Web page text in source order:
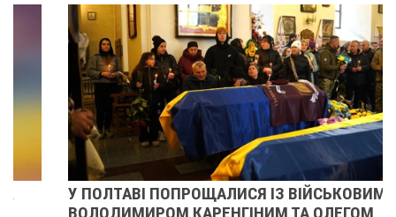
У ПОЛТАВІ ПОПРОЩАЛИСЯ ІЗ ВІЙСЬКОВИМИ